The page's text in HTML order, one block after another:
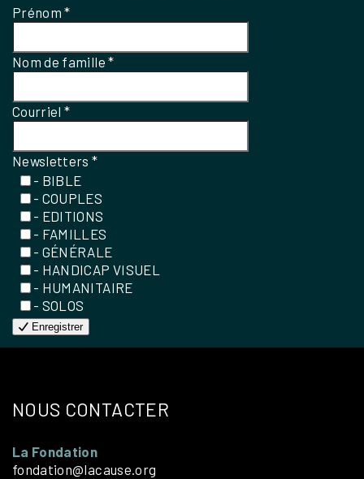
Prénom*
Nom de famille*
Courriel*
Newsletters*
- BIBLE
- COUPLES
- EDITIONS
- FAMILLES
- GÉNÉRALE
- HANDICAP VISUEL
- HUMANITAIRE
- SOLOS
Enregistrer
NOUS CONTACTER
La Fondation
fondation@lacause.org